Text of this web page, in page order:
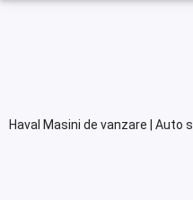
Haval Masini de vanzare | Auto